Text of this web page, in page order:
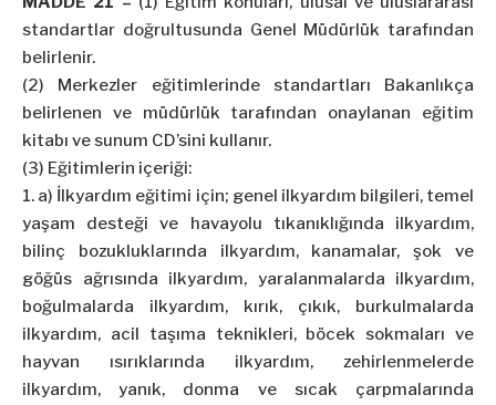
standartlar doğrultusunda Genel Müdürlük tarafından
belirlenir.
(2) Merkezler eğitimlerinde standartları Bakanlıkça
belirlenen ve müdürlük tarafından onaylanan eğitim
kitabı ve sunum CD’sini kullanır.
(3) Eğitimlerin içeriği:
a) İlkyardım eğitimi için; genel ilkyardım bilgileri, temel
yaşam desteği ve havayolu tıkanıklığında ilkyardım,
bilinç bozukluklarında ilkyardım, kanamalar, şok ve
göğüs ağrısında ilkyardım, yaralanmalarda ilkyardım,
boğulmalarda ilkyardım, kırık, çıkık, burkulmalarda
ilkyardım, acil taşıma teknikleri, böcek sokmaları ve
hayvan ısırıklarında ilkyardım, zehirlenmelerde
ilkyardım, yanık, donma ve sıcak çarpmalarında